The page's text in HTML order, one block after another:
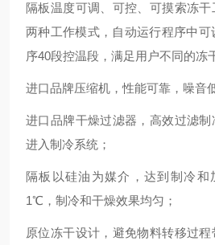
隔板温度可调、可控、可摸索冻
两种工作模式，自动运行程序中可
序40段控温段，满足用户不同的冻
进口品牌压缩机，性能可靠，噪音
进口品牌干燥过滤器，高效过滤
进入制冷系统；
隔板以硅油为媒介，达到制冷和
1℃，制冷和干燥效果均匀；
原位冻干设计，避免物料转移过